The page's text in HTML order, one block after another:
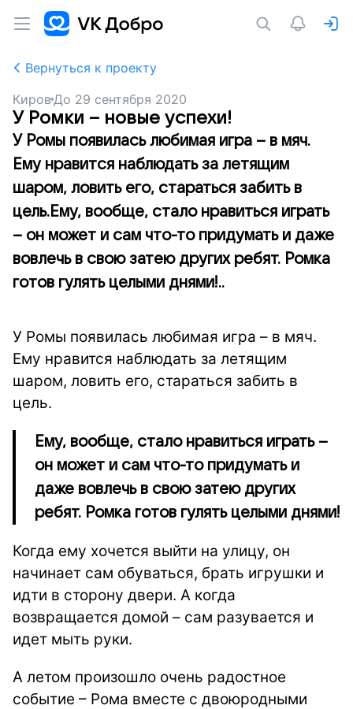
Вернуться к проекту
Киров До 29 сентября 2020
У Ромки – новые успехи!
У Ромы появилась любимая игра – в мяч.
Ему нравится наблюдать за летящим
шаром, ловить его, стараться забить в
цель.Ему, вообще, стало нравиться играть
– он может и сам что-то придумать и даже
вовлечь в свою затею других ребят. Ромка
готов гулять целыми днями!..
У Ромы появилась любимая игра – в мяч.
Ему нравится наблюдать за летящим
шаром, ловить его, стараться забить в
цель.
Ему, вообще, стало нравиться играть –
он может и сам что-то придумать и
даже вовлечь в свою затею других
ребят. Ромка готов гулять целыми днями!
Когда ему хочется выйти на улицу, он
начинает сам обуваться, брать игрушки и
идти в сторону двери. А когда
возвращается домой – сам разувается и
идет мыть руки.
А летом произошло очень радостное
событие – Рома вместе с двоюродными